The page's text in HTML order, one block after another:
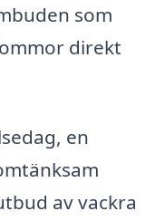
som
direkt
en
av vackra